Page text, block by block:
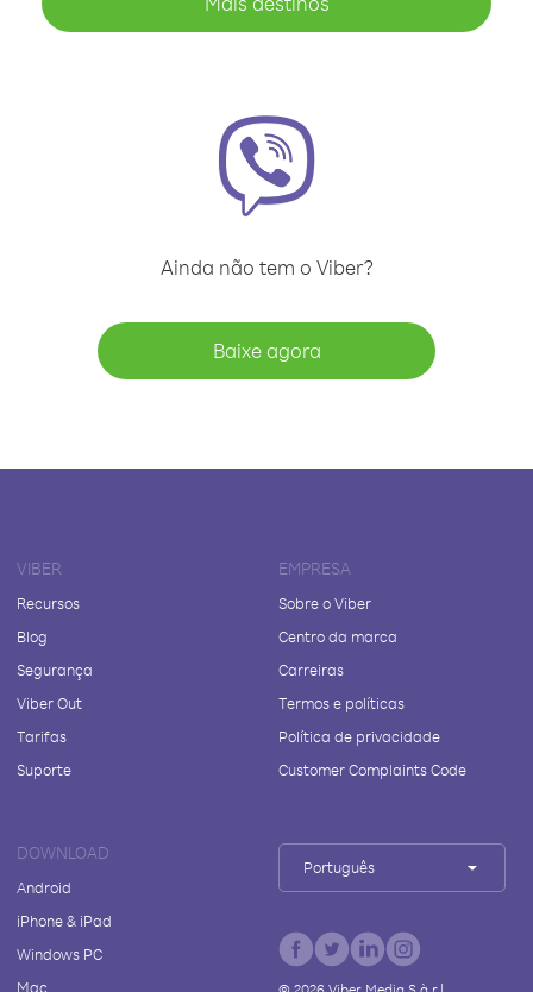
Ainda não tem o Viber?
Baixe agora
VIBER
Recursos
Blog
Segurança
Viber Out
Tarifas
Suporte
EMPRESA
Sobre o Viber
Centro da marca
Carreiras
Termos e políticas
Política de privacidade
Customer Complaints Code
DOWNLOAD
Android
iPhone & iPad
Windows PC
Mac
Português